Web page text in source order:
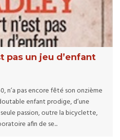
pas un jeu d’enfant
n’a pas encore fêté son onzième
enfant prodige, d’une
passion, outre la bicyclette,
afin de se...